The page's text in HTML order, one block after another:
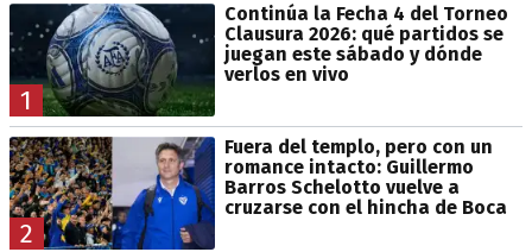
1
Continúa la Fecha 4 del Torneo
Clausura 2026: qué partidos se
juegan este sábado y dónde
verlos en vivo
2
Fuera del templo, pero con un
romance intacto: Guillermo
Barros Schelotto vuelve a
cruzarse con el hincha de Boca